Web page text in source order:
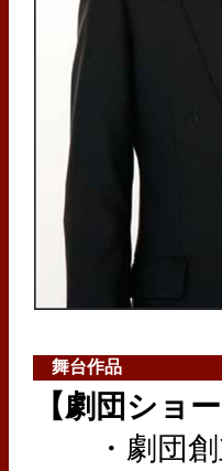
舞台作品
【劇団ショ
・劇団創